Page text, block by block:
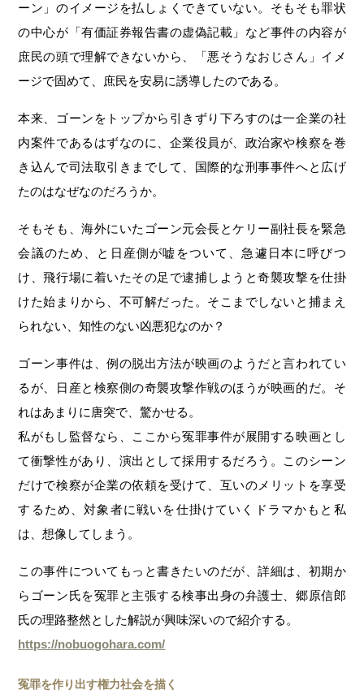
ーン」のイメージを払しょくできていない。そもそも罪状
の中心が「有価証券報告書の虚偽記載」など事件の内容が
庶民の頭で理解できないから、「悪そうなおじさん」イメ
ージで固めて、庶民を安易に誘導したのである。
本来、ゴーンをトップから引きずり下ろすのは一企業の社
内案件であるはずなのに、企業役員が、政治家や検察を巻
き込んで司法取引きまでして、国際的な刑事事件へと広げ
たのはなぜなのだろうか。
そもそも、海外にいたゴーン元会長とケリー副社長を緊急
会議のため、と日産側が嘘をついて、急遽日本に呼びつ
け、飛行場に着いたその足で逮捕しようと奇襲攻撃を仕掛
けた始まりから、不可解だった。そこまでしないと捕まえ
られない、知性のない凶悪犯なのか？
ゴーン事件は、例の脱出方法が映画のようだと言われてい
るが、日産と検察側の奇襲攻撃作戦のほうが映画的だ。そ
れはあまりに唐突で、驚かせる。
私がもし監督なら、ここから冤罪事件が展開する映画とし
て衝撃性があり、演出として採用するだろう。このシーン
だけで検察が企業の依頼を受けて、互いのメリットを享受
するため、対象者に戦いを仕掛けていくドラマかもと私
は、想像してしまう。
この事件についてもっと書きたいのだが、詳細は、初期か
らゴーン氏を冤罪と主張する検事出身の弁護士、郷原信郎
氏の理路整然とした解説が興味深いので紹介する。
https://nobuogohara.com/
冤罪を作り出す権力社会を描く